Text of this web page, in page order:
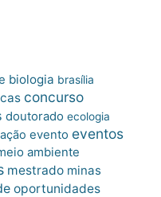
biologia brasília
concurso
doutorado ecologia
evento eventos
ambiente
mestrado minas
oportunidades